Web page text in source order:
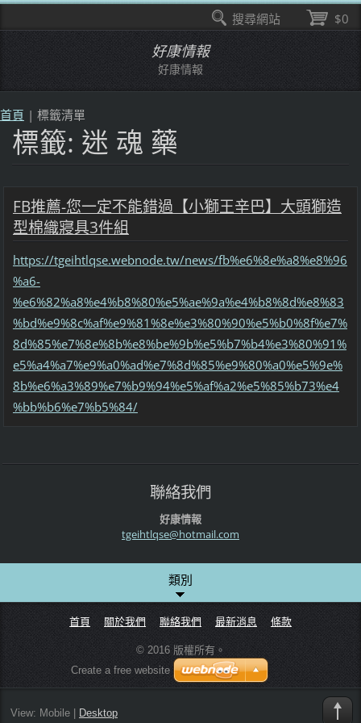
好康情報
好康情報
首頁 | 標籤清單
標籤: 迷 魂 藥
FB推薦-您一定不能錯過【小獅王辛巴】大頭獅造
型棉織寢具3件組
https://tgeihtlqse.webnode.tw/news/fb%e6%8e%a8%e8%96
%a6-
%e6%82%a8%e4%b8%80%e5%ae%9a%e4%b8%8d%e8%83
%bd%e9%8c%af%e9%81%8e%e3%80%90%e5%b0%8f%e7%
8d%85%e7%8e%8b%e8%be%9b%e5%b7%b4%e3%80%91%
e5%a4%a7%e9%a0%ad%e7%8d%85%e9%80%a0%e5%9e%
8b%e6%a3%89%e7%b9%94%e5%af%a2%e5%85%b73%e4
%bb%b6%e7%b5%84/
聯絡我們
好康情報
tgeihtlqse@hotmail.com
類別
首頁 關於我們 聯絡我們 最新消息 條款
© 2016 版權所有。
Create a free website
View: Mobile| Desktop
$0
搜尋網站